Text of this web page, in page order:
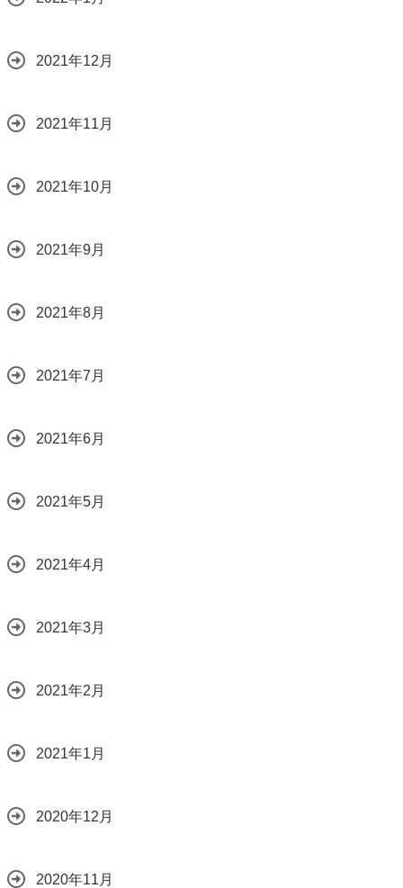
2021年12月
2021年11月
2021年10月
2021年9月
2021年8月
2021年7月
2021年6月
2021年5月
2021年4月
2021年3月
2021年2月
2021年1月
2020年12月
2020年11月